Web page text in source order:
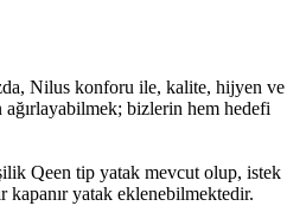
Nilus konforu ile, kalite, hijyen ve
bizlerin hem hedefi
Qeen tip yatak mevcut olup, istek
kapanır yatak eklenebilmektedir.